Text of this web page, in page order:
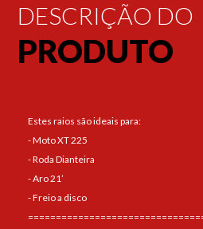
DESCRIÇÃO DO
PRODUTO
Estes raios são ideais para:
- Moto XT 225
- Roda Dianteira
- Aro 21’
- Freio a disco